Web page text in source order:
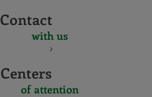
Contact
with us
Centers
of attention